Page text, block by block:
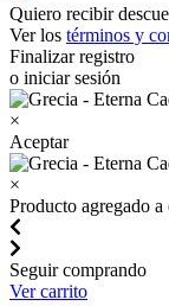
Quiero recibir
Ver los términos y
Finalizar registro
o iniciar sesión
×
Aceptar
×
Producto agregado a
Seguir comprando
Ver carrito